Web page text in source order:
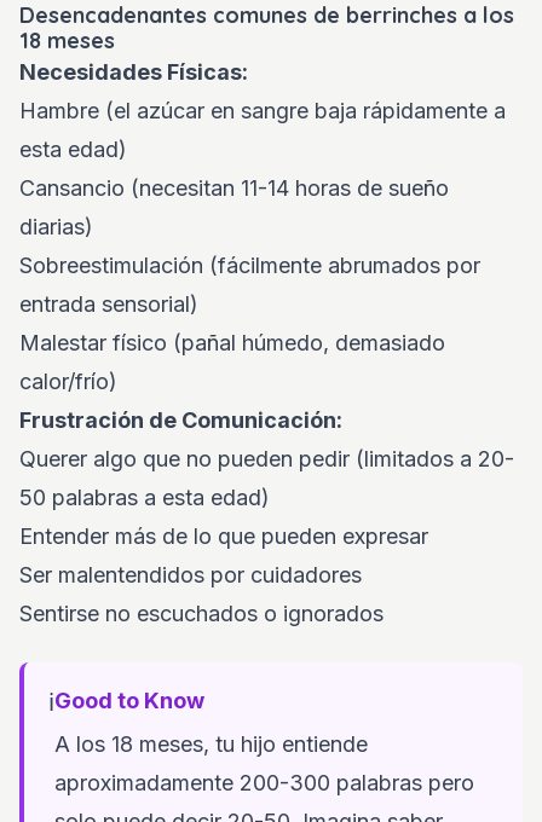
Desencadenantes comunes de berrinches a los
18 meses
Necesidades Físicas:
Hambre (el azúcar en sangre baja rápidamente a
esta edad)
Cansancio (necesitan 11-14 horas de sueño
diarias)
Sobreestimulación (fácilmente abrumados por
entrada sensorial)
Malestar físico (pañal húmedo, demasiado
calor/frío)
Frustración de Comunicación:
Querer algo que no pueden pedir (limitados a 20-
50 palabras a esta edad)
Entender más de lo que pueden expresar
Ser malentendidos por cuidadores
Sentirse no escuchados o ignorados
ℹ️Good to Know
A los 18 meses, tu hijo entiende
aproximadamente 200-300 palabras pero